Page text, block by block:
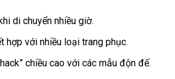
di chuyển nhiều giờ.
hợp với nhiều loại trang phục.
chiều cao với các mẫu độn đế.